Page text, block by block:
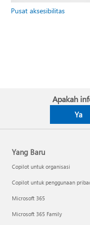
Pusat aksesibilitas
Apakah
Ya
Yang Baru
Copilot untuk organisasi
Copilot untuk penggunaan
Microsoft 365
Microsoft 365 Family